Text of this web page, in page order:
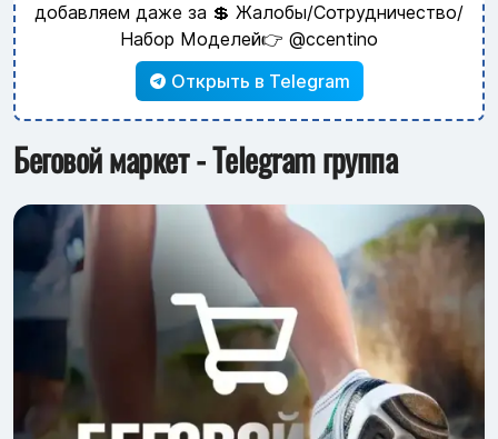
добавляем даже за 💲 Жалобы/Сотрудничество/
Набор Моделей👉 @ccentino
Открыть в Telegram
Беговой маркет - Telegram группа